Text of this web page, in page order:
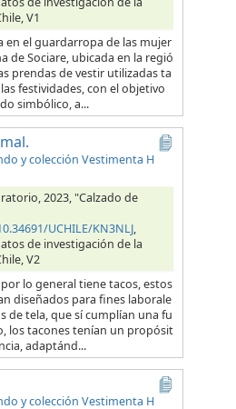
V1
en el guardarropa de las mujer
de Sociare, ubicada en la regió
prendas de vestir utilizadas ta
festividades, con el objetivo
simbólico, a...
y colección Vestimenta H
2023, "Calzado de
UCHILE/KN3NLJ,
de investigación de la
V2
lo general tiene tacos, estos
diseñados para fines laborale
de tela, que sí cumplían una fu
los tacones tenían un propósit
adaptánd...
y colección Vestimenta H